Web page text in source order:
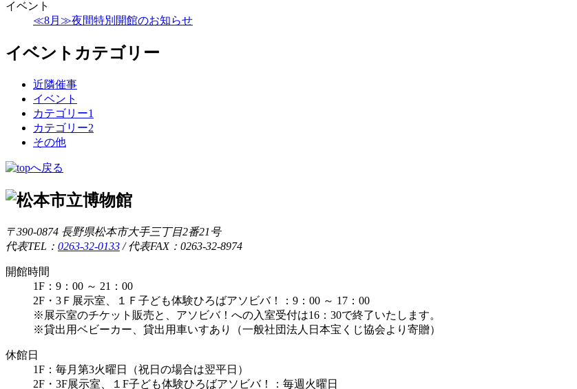
イベント
≪8月≫夜間特別開館のお知らせ
イベントカテゴリー
近隣催事
イベント
カテゴリー1
カテゴリー2
その他
〒390-0874 長野県松本市大手三丁目2番21号
代表TEL： 0263-32-0133 /代表FAX：0263-32-8974
開館時間
1F：9：00 ～ 21：00
2F・3Ｆ展示室、１Ｆ子ども体験ひろばアソビバ！：9：00 ～ 17：00
※展示室のチケット販売と、アソビバ！への入室受付は16：30で終了いたします。
※貸出用ベビーカー、貸出用車いすあり（一般社団法人日本宝くじ協会より寄贈）
休館日
1F：毎月第3火曜日（祝日の場合は翌平日）
2F・3F展示室、１F子ども体験ひろばアソビバ！：毎週火曜日